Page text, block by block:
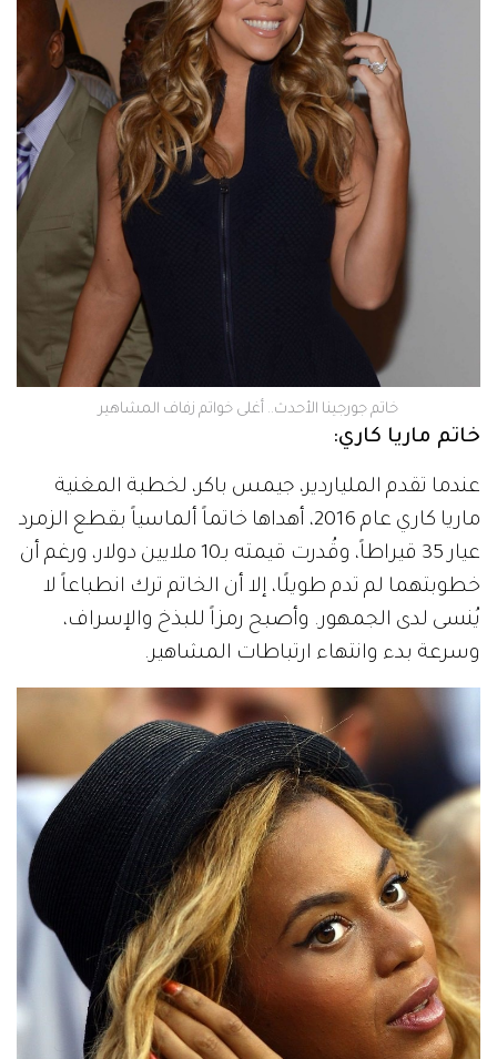
خاتم جورجينا الأحدث.. أغلى خواتم زفاف المشاهير
خاتم ماريا كاري:
عندما تقدم الملياردير، جيمس باكر، لخطبة المغنية
ماريا كاري عام 2016، أهداها خاتماً ألماسياً بقطع الزمرد
عيار 35 قيراطاً، وقُدرت قيمته بـ10 ملايين دولار، ورغم أن
خطوبتهما لم تدم طويلًا، إلا أن الخاتم ترك انطباعاً لا
يُنسى لدى الجمهور. وأصبح رمزاً للبذخ والإسراف،
وسرعة بدء وانتهاء ارتباطات المشاهير.